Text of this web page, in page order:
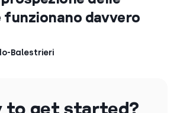
davvero
Balestrieri
to get started?